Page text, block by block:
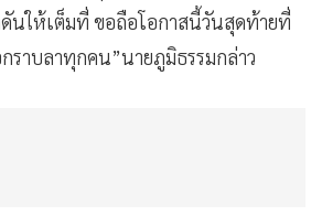
นให้เต็มที่ ขอถือโอกาสนี้วันสุดท้ายที่
ราบลาทุกคน”นายภูมิธรรมกล่าว